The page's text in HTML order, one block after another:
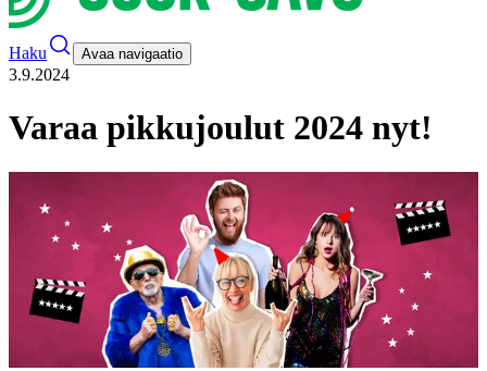
Haku Avaa navigaatio
3.9.2024
Varaa pikkujoulut 2024 nyt!